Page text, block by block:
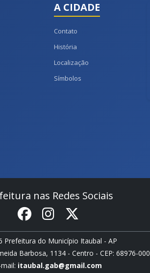
A CIDADE
Contato
História
Localização
Símbolos
nas Redes Sociais
Prefeitura do Município Itaubal - AP
Barbosa, 1134 - Centro - CEP: 68976-000
mail: itaubal.gab@gmail.com